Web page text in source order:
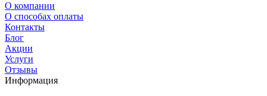
О компании
О способах оплаты
Контакты
Блог
Акции
Услуги
Отзывы
Информация